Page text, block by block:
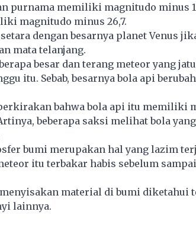
purnama memiliki magnitudo minus
magnitudo minus 26,7.
dengan besarnya planet Venus
mata telanjang.
besar dan terang meteor yang
itu. Sebab, besarnya bola api
bahwa bola api itu memiliki
beberapa saksi melihat bola
bumi merupakan hal yang lazim
itu terbakar habis sebelum
material di bumi diketahui
lainnya.